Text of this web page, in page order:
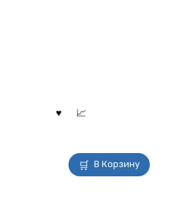
В Корзину